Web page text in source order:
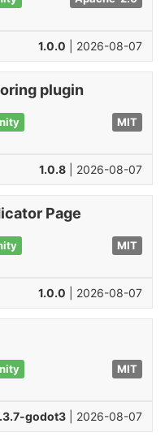
1.0.0 | 2026-08-07
plugin
MIT
1.0.8 | 2026-08-07
Page
MIT
1.0.0 | 2026-08-07
MIT
godot3 | 2026-08-07